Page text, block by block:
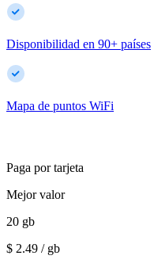
Disponibilidad en 90+ países
Mapa de puntos WiFi
Paga por tarjeta
Mejor valor
20 gb
$ 2.49 / gb